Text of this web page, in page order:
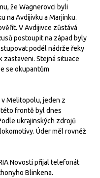
že Wagnerovci byli
na Avdijivku a Marjinku.
V Avdijivce zůstává
postoupit na západ byly
podél nádrže řeky
zastaveni. Stejná situace
se okupantům
Melitopolu, jeden z
frontě byl dnes
ukrajinských zdrojů
Úder měl rovněž
Novosti přijal telefonát
Blinkena.